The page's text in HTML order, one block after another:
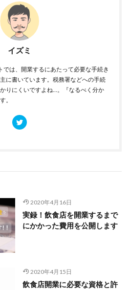
イズミ
では、開業するにあたって必要な手続き
に書いています。税務署などへの手続
りにくいですよね…。『なるべく分か
。
2020年4月16日
実録！飲食店を開業するまで
にかかった費用を公開します
2020年4月15日
飲食店開業に必要な資格と許